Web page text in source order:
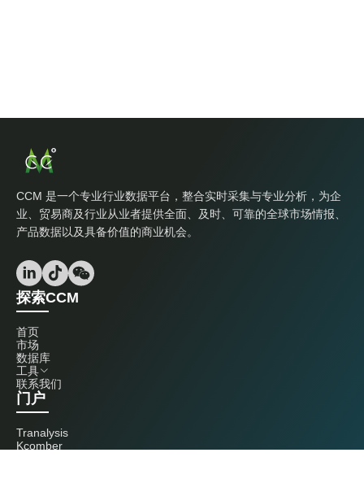
CCM 是一个专业行业数据平台，整合实时采集与专业分析，为企
业、贸易商及行业从业者提供全面、及时、可靠的全球市场情报、
产品数据以及具备价值的商业机会。
探索CCM
首页
市场
数据库
工具
联系我们
门户
Tranalysis
Kcomber